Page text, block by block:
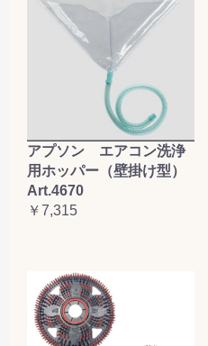
アプソン エアコン洗浄
用ホッパー（壁掛け型）
Art.4670
￥7,315